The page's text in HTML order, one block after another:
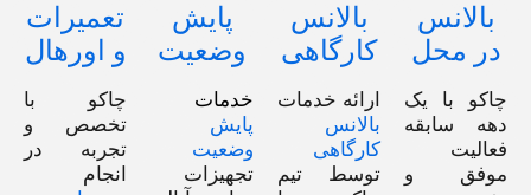
بالانس
در محل
چاکو با یک
دهه سابقه‌
فعالیت
موفق و
بالانس
کارگاهی
ارائه خدمات
بالانس
کارگاهی
توسط تیم
پایش
وضعیت
خدمات
پایش
وضعیت
تجهیزات
تعمیرات
و اورهال
چاکو با
تخصص و
تجربه در
انجام